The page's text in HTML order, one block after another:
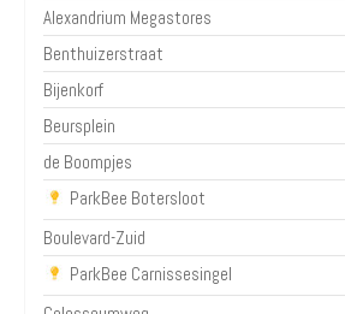
Alexandrium Megastores
Benthuizerstraat
Bijenkorf
Beursplein
de Boompjes
ParkBee Botersloot
Boulevard-Zuid
ParkBee Carnissesingel